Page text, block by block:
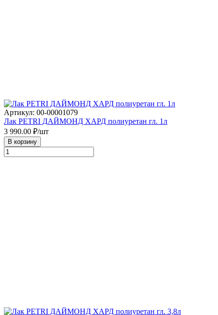
Артикул: 00-00001079
Лак PETRI ДАЙМОНД ХАРД полиуретан гл. 1л
3 990.00 ₽/шт
В корзину